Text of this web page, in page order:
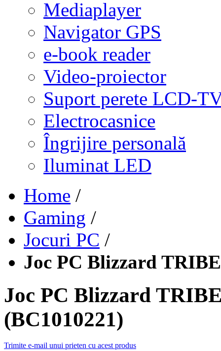
Mediaplayer
Navigator GPS
e-book reader
Video-proiector
Suport perete LCD-
Electrocasnice
Îngrijire personală
Iluminat LED
Home /
Gaming /
Jocuri PC /
Joc PC Blizzard
Joc PC Blizzard
(BC1010221)
Trimite e-mail unui prieten cu acest produs